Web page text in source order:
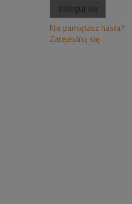
zaloguj się
Nie pamiętasz hasła?
Zarejestruj się